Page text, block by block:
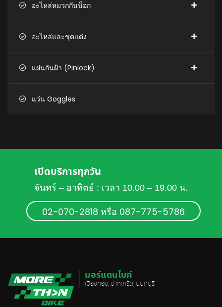
อะไหล่หมวกกันน็อก
อะไหล่และชุดแต่ง
แผ่นกันฝ้า (Pinlock)
แว่น Goggles
เปิดบริการทุกวัน
จันทร์ – อาทิตย์ : เวลา 10.00 – 19.00 น.
02-070-2818 หรือ 087-775-5786
มอร์แดนไบค์
เมืองทอง, ปากเกร็ด, นนทบุรี